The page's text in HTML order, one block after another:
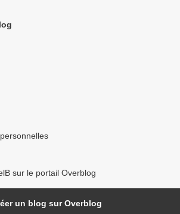
sur le portail Overblog
un blog sur Overblog